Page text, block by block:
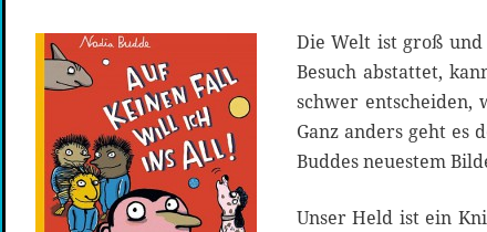
Die Welt ist groß
Besuch abstattet,
schwer entscheiden,
Ganz anders geht es
Buddes neuestem
Unser Held ist ein